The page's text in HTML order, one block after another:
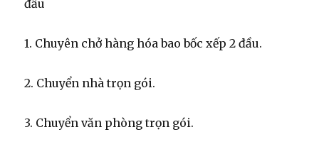
đầu
1. Chuyên chở hàng hóa bao bốc xếp 2 đầu.
2. Chuyển nhà trọn gói.
3. Chuyển văn phòng trọn gói.